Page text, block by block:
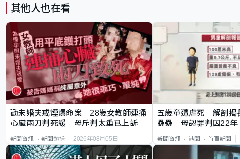
其他人也在看
勸未婚夫戒煙爆命案 28歲女教師連捅
心臟兩刀判死緩 母斥判太重已上訴
新聞資訊 新聞熱話 2026年08月05日
五歲童遭虐死｜解剖揭
纍纍 母認罪判囚22
新聞資訊 港聞 首頁新聞